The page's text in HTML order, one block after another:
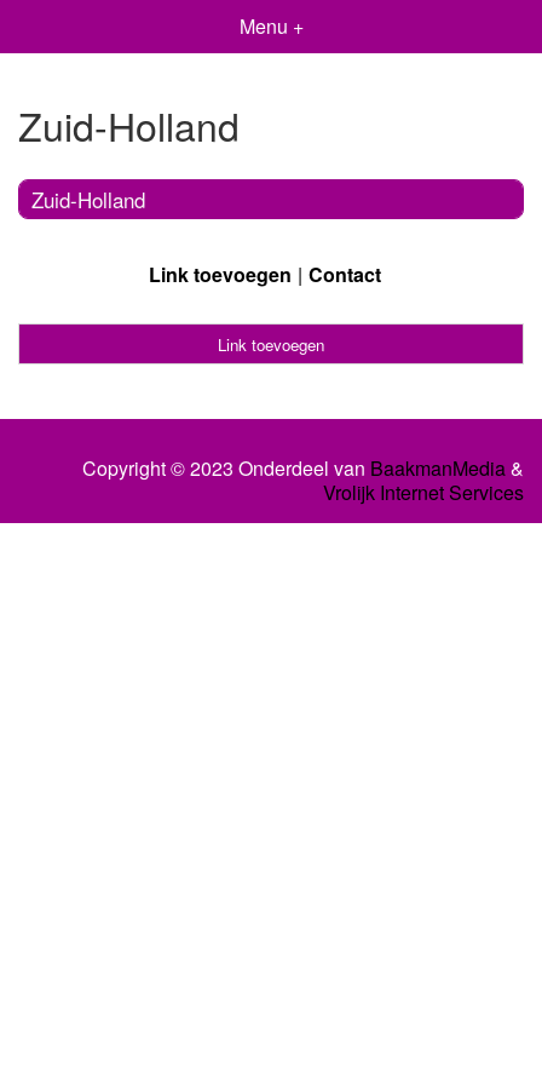
Menu +
Zuid-Holland
Zuid-Holland
Link toevoegen Contact
Link toevoegen
Copyright © 2023 Onderdeel van BaakmanMedia&
Vrolijk Internet Services